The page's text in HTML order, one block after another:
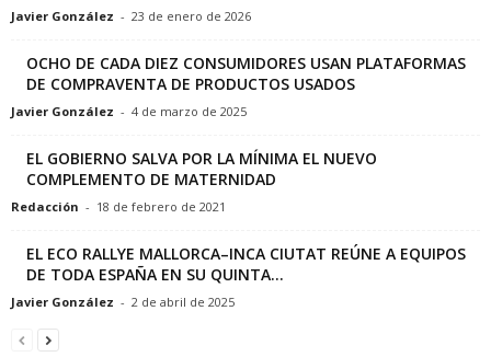
Javier González - 23 de enero de 2026
OCHO DE CADA DIEZ CONSUMIDORES USAN PLATAFORMAS
DE COMPRAVENTA DE PRODUCTOS USADOS
Javier González - 4 de marzo de 2025
EL GOBIERNO SALVA POR LA MÍNIMA EL NUEVO
COMPLEMENTO DE MATERNIDAD
Redacción - 18 de febrero de 2021
EL ECO RALLYE MALLORCA–INCA CIUTAT REÚNE A EQUIPOS
DE TODA ESPAÑA EN SU QUINTA...
Javier González - 2 de abril de 2025